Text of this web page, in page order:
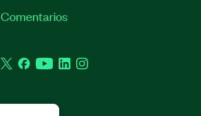
Comentarios
TwitterFacebookYouTubeLinkedInInstagram